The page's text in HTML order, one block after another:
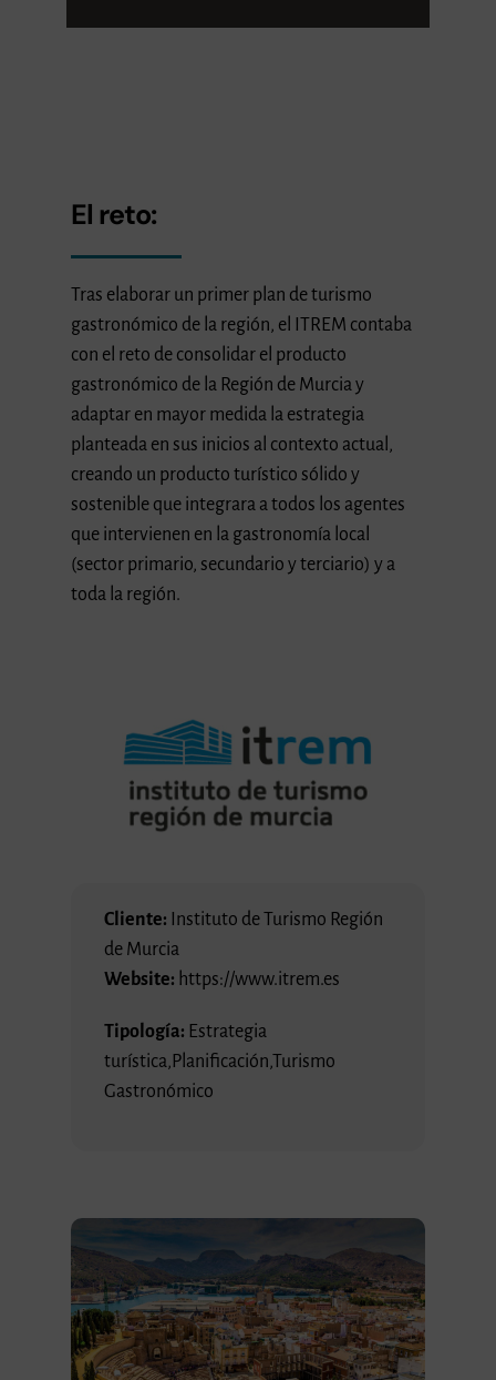
El reto:
Tras elaborar un primer plan de turismo
gastronómico de la región, el ITREM contaba
con el reto de consolidar el producto
gastronómico de la Región de Murcia y
adaptar en mayor medida la estrategia
planteada en sus inicios al contexto actual,
creando un producto turístico sólido y
sostenible que integrara a todos los agentes
que intervienen en la gastronomía local
(sector primario, secundario y terciario) y a
toda la región.
Cliente: Instituto de Turismo Región
de Murcia
Website: https://www.itrem.es
Tipología: Estrategia
turística, Planificación,Turismo
Gastronómico